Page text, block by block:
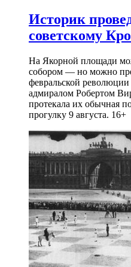
Историк
советскому
На Якорной площади
собором — но можно
февральской революции
адмиралом Робертом
протекала их обычная
прогулку 9 августа. 16+